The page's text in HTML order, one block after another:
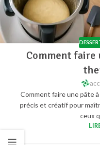
Comment faire
Comment faire une pâte
précis et créatif pour
ceux